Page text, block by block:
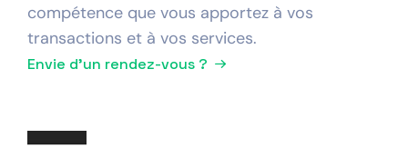
compétence que vous apportez à vos
transactions et à vos services.
Envie d'un rendez-vous ?